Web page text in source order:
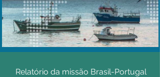
Relatório da missão Brasil-Portugal